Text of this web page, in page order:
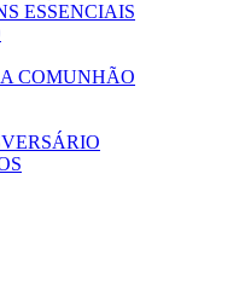
ESSENCIAIS
COMUNHÃO